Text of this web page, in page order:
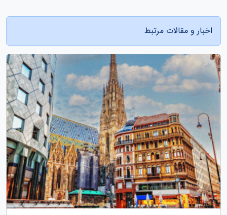
اخبار و مقالات مرتبط